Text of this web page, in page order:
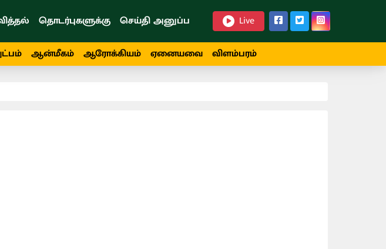
தொடர்புகளுக்கு செய்தி அனுப்ப Live
ஆன்மீகம் ஆரோக்கியம் ஏனையவை விளம்பரம்